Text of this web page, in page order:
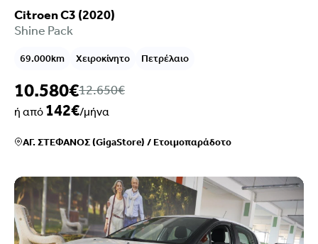
Citroen C3 (2020)
Shine Pack
69.000km Χειροκίνητο Πετρέλαιο
10.580€12.650€
ή από 142€/μήνα
ΑΓ. ΣΤΕΦΑΝΟΣ (GigaStore) /Ετοιμοπαράδοτο